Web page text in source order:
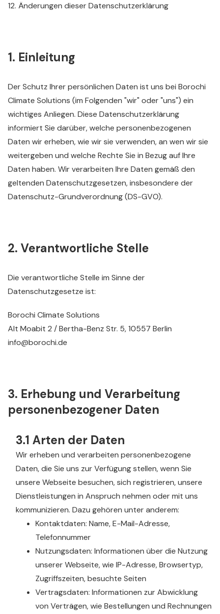
12. Änderungen dieser Datenschutzerklärung
1. Einleitung
Der Schutz Ihrer persönlichen Daten ist uns bei Borochi
Climate Solutions (im Folgenden "wir" oder "uns") ein
wichtiges Anliegen. Diese Datenschutzerklärung
informiert Sie darüber, welche personenbezogenen
Daten wir erheben, wie wir sie verwenden, an wen wir sie
weitergeben und welche Rechte Sie in Bezug auf Ihre
Daten haben. Wir verarbeiten Ihre Daten gemäß den
geltenden Datenschutzgesetzen, insbesondere der
Datenschutz-Grundverordnung (DS-GVO).
2. Verantwortliche Stelle
Die verantwortliche Stelle im Sinne der
Datenschutzgesetze ist:
Borochi Climate Solutions
Alt Moabit 2 / Bertha-Benz Str. 5, 10557 Berlin
info@borochi.de
3. Erhebung und Verarbeitung
personenbezogener Daten
3.1 Arten der Daten
Wir erheben und verarbeiten personenbezogene
Daten, die Sie uns zur Verfügung stellen, wenn Sie
unsere Webseite besuchen, sich registrieren, unsere
Dienstleistungen in Anspruch nehmen oder mit uns
kommunizieren. Dazu gehören unter anderem:
Kontaktdaten: Name, E-Mail-Adresse,
Telefonnummer
Nutzungsdaten: Informationen über die Nutzung
unserer Webseite, wie IP-Adresse, Browsertyp,
Zugriffszeiten, besuchte Seiten
Vertragsdaten: Informationen zur Abwicklung
von Verträgen, wie Bestellungen und Rechnungen